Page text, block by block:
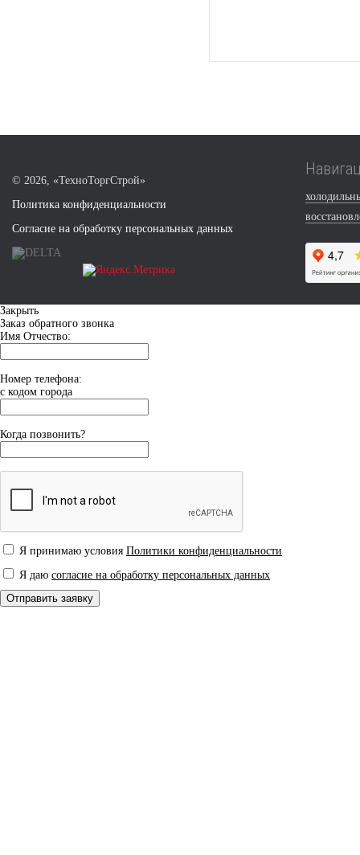
© 2026, «ТехноТоргСтрой»
Политика конфиденциальности
Согласие на обработку персональных данных
Закрыть
Заказ обратного звонка
Имя Отчество:
Номер телефона:
с кодом города
Когда позвонить?
Я принимаю условия Политики конфиденциальности
Я даю согласие на обработку персональных данных
Отправить заявку